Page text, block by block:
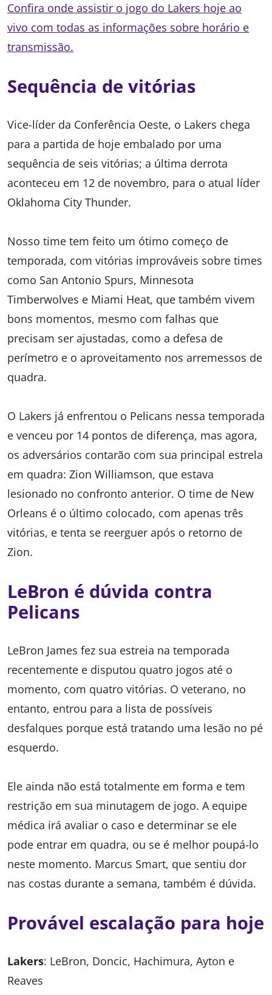
Confira onde assistir o jogo do Lakers hoje ao
vivo com todas as informações sobre horário e
transmissão.
Sequência de vitórias
Vice-líder da Conferência Oeste, o Lakers chega
para a partida de hoje embalado por uma
sequência de seis vitórias; a última derrota
aconteceu em 12 de novembro, para o atual líder
Oklahoma City Thunder.
Nosso time tem feito um ótimo começo de
temporada, com vitórias improváveis sobre times
como San Antonio Spurs, Minnesota
Timberwolves e Miami Heat, que também vivem
bons momentos, mesmo com falhas que
precisam ser ajustadas, como a defesa de
perímetro e o aproveitamento nos arremessos de
quadra.
O Lakers já enfrentou o Pelicans nessa temporada
e venceu por 14 pontos de diferença, mas agora,
os adversários contarão com sua principal estrela
em quadra: Zion Williamson, que estava
lesionado no confronto anterior. O time de New
Orleans é o último colocado, com apenas três
vitórias, e tenta se reerguer após o retorno de
Zion.
LeBron é dúvida contra
Pelicans
LeBron James fez sua estreia na temporada
recentemente e disputou quatro jogos até o
momento, com quatro vitórias. O veterano, no
entanto, entrou para a lista de possíveis
desfalques porque está tratando uma lesão no pé
esquerdo.
Ele ainda não está totalmente em forma e tem
restrição em sua minutagem de jogo. A equipe
médica irá avaliar o caso e determinar se ele
pode entrar em quadra, ou se é melhor poupá-lo
neste momento. Marcus Smart, que sentiu dor
nas costas durante a semana, também é dúvida.
Provável escalação para hoje
Lakers: LeBron, Doncic, Hachimura, Ayton e
Reaves